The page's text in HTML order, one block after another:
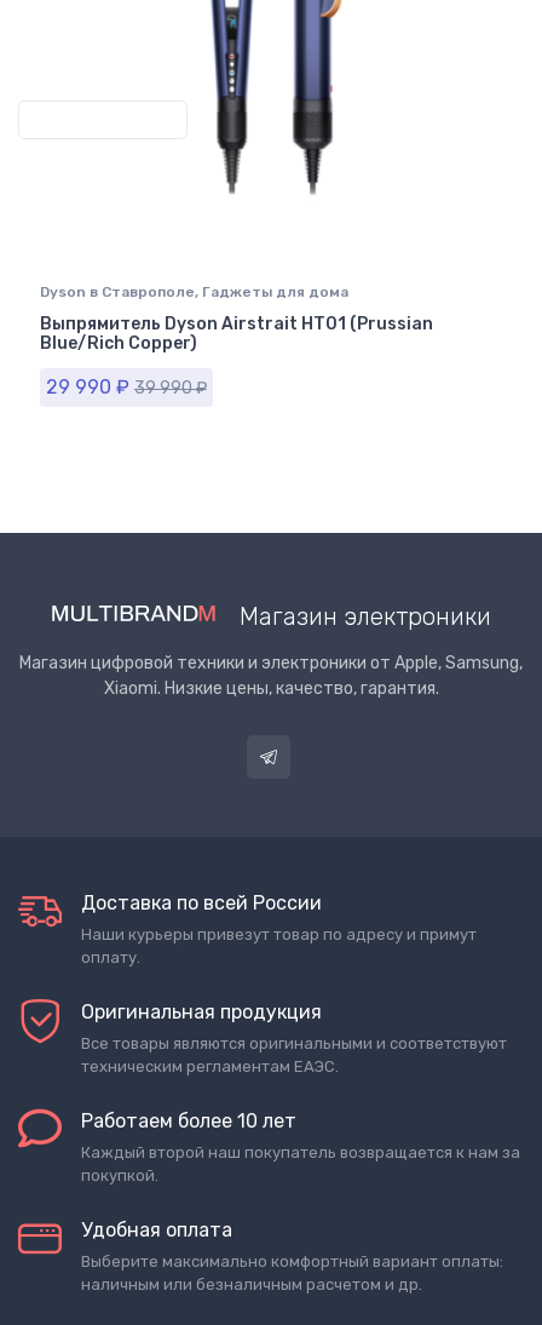
Dyson в Ставрополе, Гаджеты для дома
Выпрямитель Dyson Airstrait HT01 (Prussian
Blue/Rich Copper)
29 990 ₽ 39 990₽
Магазин электроники
Магазин цифровой техники и электроники от Apple, Samsung,
Xiaomi. Низкие цены, качество, гарантия.
Доставка по всей России
Наши курьеры привезут товар по адресу и примут
оплату.
Оригинальная продукция
Все товары являются оригинальными и соответствуют
техническим регламентам ЕАЭС.
Работаем более 10 лет
Каждый второй наш покупатель возвращается к нам за
покупкой.
Удобная оплата
Выберите максимально комфортный вариант оплаты:
наличным или безналичным расчетом и др.